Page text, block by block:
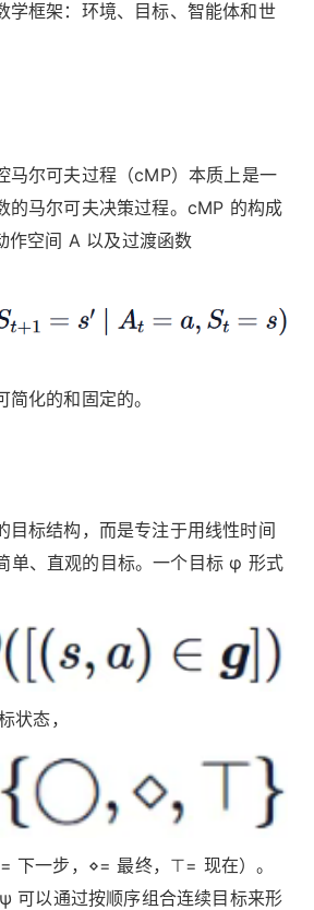
学框架：环境、目标、智能体和世
马尔可夫过程（cMP）本质上是一
的马尔可夫决策过程。cMP 的构成
作空间 A 以及过渡函数
化的和固定的。
目标结构，而是专注于用线性时间
单、直观的目标。一个目标 φ 形式
状态，
下一步，⋄= 最终，⊤= 现在）。
可以通过按顺序组合连续目标来形